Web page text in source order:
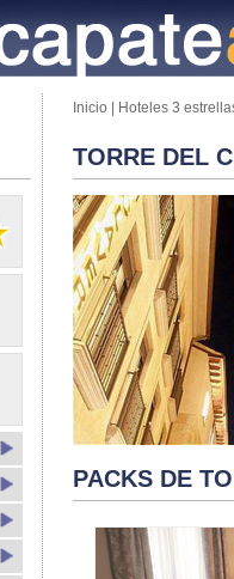
Inicio Hoteles 3
TORRE DEL
PACKS DE